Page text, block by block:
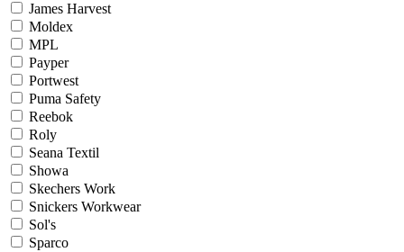
James Harvest
Moldex
MPL
Payper
Portwest
Puma Safety
Reebok
Roly
Seana Textil
Showa
Skechers Work
Snickers Workwear
Sol's
Sparco